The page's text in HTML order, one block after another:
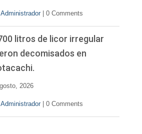
Administrador 0 Comments
litros de licor irregular
decomisados en
2026
Administrador 0 Comments